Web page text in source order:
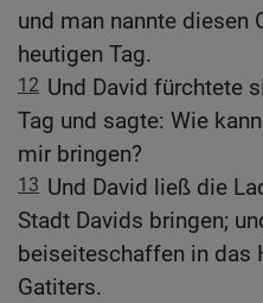
und man nannte diesen
heutigen Tag.
12 Und David fürchtete
Tag und sagte: Wie
mir bringen?
13 Und David ließ die
Stadt Davids bringen;
beiseiteschaffen in das
Gatiters.